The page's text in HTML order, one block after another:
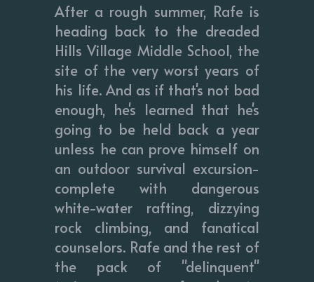
After a rough summer, Rafe is
heading back to the dreaded
Hills Village Middle School, the
site of the very worst years of
his life. And as if that's not bad
enough, he's learned that he's
going to be held back a year
unless he can prove himself on
an outdoor survival excursion-
complete with dangerous
white-water rafting, dizzying
rock climbing, and fanatical
counselors. Rafe and the rest of
the pack of "delinquent"